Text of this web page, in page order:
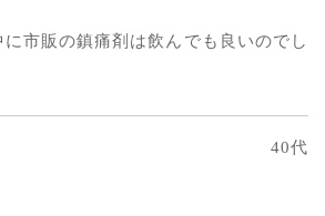
市販の鎮痛剤は飲んでも良いのでし
40代